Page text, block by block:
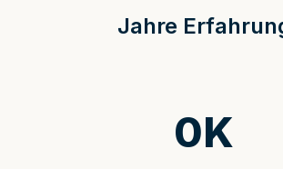
Jahre
0K